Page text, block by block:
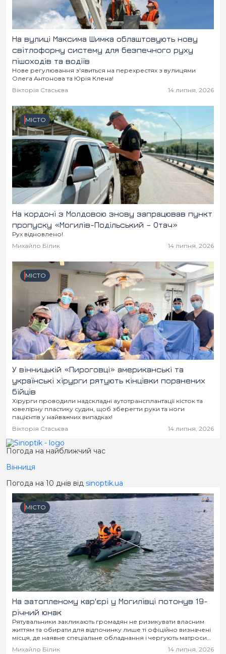
На вулиці Максима Шимка облаштовують нову
світлофорну систему для безпечного руху
пішоходів та водіїв
Нове регулювання з'явиться на перехрестях з вулицями
Олега Антонова та Юрія Клена!
Вікторія Стасьєва
14 липня, 2026
МІСТО
На кордоні з Молдовою знову запрацював пункт
пропуску «Могилів-Подільський – Отач»
Рух відновлено!
Михайло Білик
14 липня, 2026
МІСТО
У вінницькій «Пироговці» американські та
українські хірурги рятують кінцівки поранених
бійців
Хірурги проводили надскладні аутотрансплантації кісток та
ювелірну пластику судин, щоб зберегти руки та ноги
пацієнтів у найважчих випадках!
Вікторія Стасьєва
14 липня, 2026
Погода на найближчий час
Вінниця
Погода на 10 днів від sinoptik.ua
МІСТО
На затопленому кар'єрі у Могилівці потонув 19-
річний юнак
Рятувальники закликають громадян не ризикувати власним
життям та обирати для відпочинку лише ті офіційно визначені
місця, де наявне спеціальне обладнання і чергують матроси
та медики!
Михайло Білик 14 липня, 2026